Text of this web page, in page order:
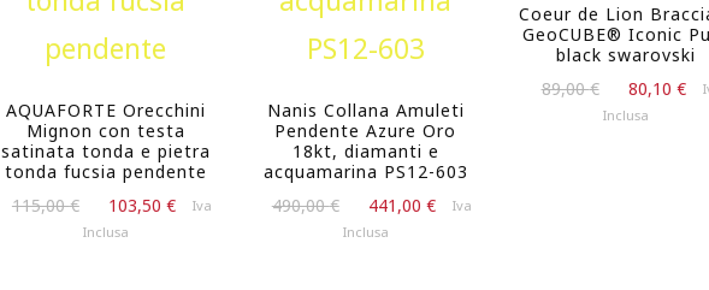
AQUAFORTE Orecchini
Mignon con testa
satinata tonda e pietra
tonda fucsia pendente
115,00€
prezzo
103,50 €
IlIva
Inclusa
Nanis Collana Amuleti
Pendente Azure Oro
18kt, diamanti e
acquamarina PS12-603
490,00€
prezzo
441,00 €
IlIva
Inclusa
Coeur de Lion
GeoCUBE® Iconic
black swarovski
89,00€
prezzo
80,10 €
Il
Inclusa